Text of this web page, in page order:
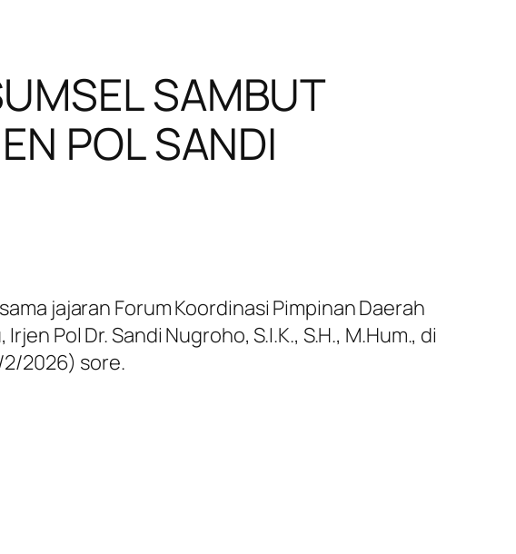
SAMBUT
POL SANDI
jajaran Forum Koordinasi Pimpinan Daerah
Pol Dr. Sandi Nugroho, S.I.K., S.H., M.Hum., di
2/2026) sore.